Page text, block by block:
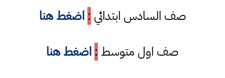
صف السادس ابتدائي : اضغط هنا
صف اول متوسط : اضغط هنا